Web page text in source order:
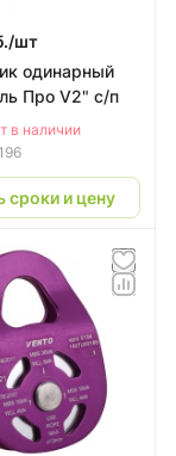
шт
одинарный
Про V2" с/п
в наличии
сроки и цену